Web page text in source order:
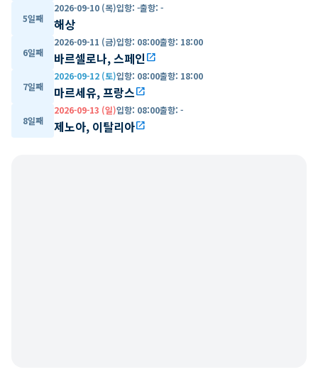
5일째
2026-09-10 (목)입항: -출항: -
해상
6일째
2026-09-11 (금)입항: 08:00출항: 18:00
바르셀로나, 스페인open_in_new
7일째
2026-09-12 (토)입항: 08:00출항: 18:00
마르세유, 프랑스open_in_new
8일째
2026-09-13 (일)입항: 08:00출항: -
제노아, 이탈리아open_in_new